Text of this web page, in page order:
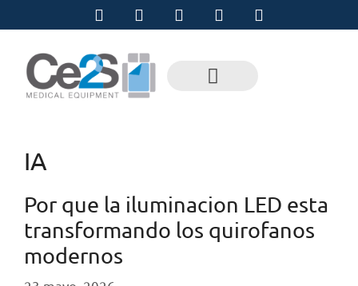
IA
Por que la iluminacion LED esta
transformando los quirofanos
modernos